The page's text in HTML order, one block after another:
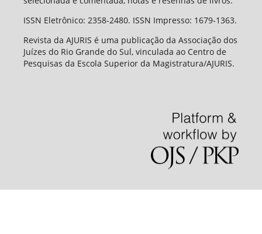
ISSN Eletrônico: 2358-2480. ISSN Impresso: 1679-1363.
Revista da AJURIS é uma publicação da Associação dos
Juízes do Rio Grande do Sul, vinculada ao Centro de
Pesquisas da Escola Superior da Magistratura/AJURIS.